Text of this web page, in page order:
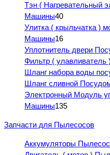
Тэн ( Нагревательный
Машины40
Улитка ( крыльчатка )
Машины16
Уплотнитель двери
Фильтр (
Шланг набора воды
Шланг сливной
Электронный Модуль
Машины135
Запчасти для Пылесосов
Аккумуляторы